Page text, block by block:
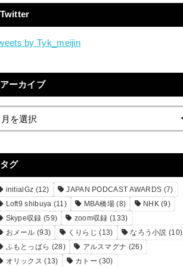
Twitter
by Tyk_meijin
アーカイブ
タグ
initialGz (12) JAPAN PODCAST AWARDS (7)
Loft9 shibuya (11) MBA橋場 (8) NHK (9)
Skype収録 (59) zoom収録 (133)
おメール (93) くりらじ (13) なろう小説 (10)
ふもとっぱら (28) アルスマグナ (26)
オリックス (13) カトー (30)